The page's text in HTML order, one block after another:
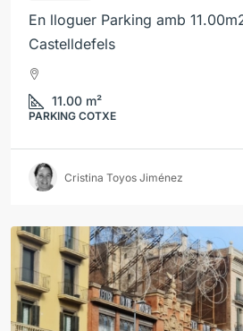
En lloguer Parking amb
Castelldefels
11.00 m²
PARKING COTXE
Cristina Toyos Jiménez